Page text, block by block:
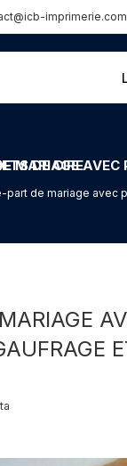
imprimerie.com
– GAUFRAGE ET PANTONE OR 871 SUR LOGO – CACHETS DE CIRE
part de mariage avec